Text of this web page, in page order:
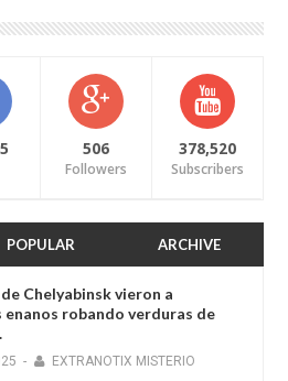
506
Followers
378,520
Subscribers
POPULAR ARCHIVE
Chelyabinsk vieron a
enanos robando verduras de
- EXTRANOTIX MISTERIO